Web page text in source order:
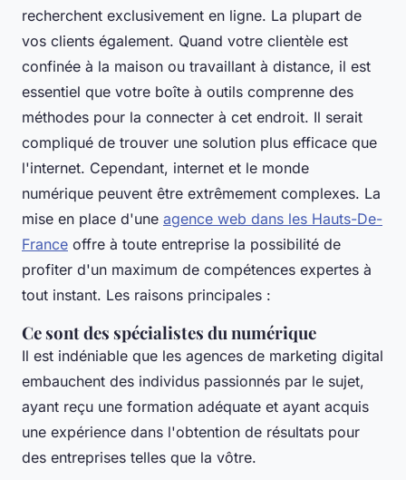
recherchent exclusivement en ligne. La plupart de
vos clients également. Quand votre clientèle est
confinée à la maison ou travaillant à distance, il est
essentiel que votre boîte à outils comprenne des
méthodes pour la connecter à cet endroit. Il serait
compliqué de trouver une solution plus efficace que
l'internet. Cependant, internet et le monde
numérique peuvent être extrêmement complexes. La
mise en place d'une agence web dans les Hauts-De-
France offre à toute entreprise la possibilité de
profiter d'un maximum de compétences expertes à
tout instant. Les raisons principales :
Ce sont des spécialistes du numérique
Il est indéniable que les agences de marketing digital
embauchent des individus passionnés par le sujet,
ayant reçu une formation adéquate et ayant acquis
une expérience dans l'obtention de résultats pour
des entreprises telles que la vôtre.